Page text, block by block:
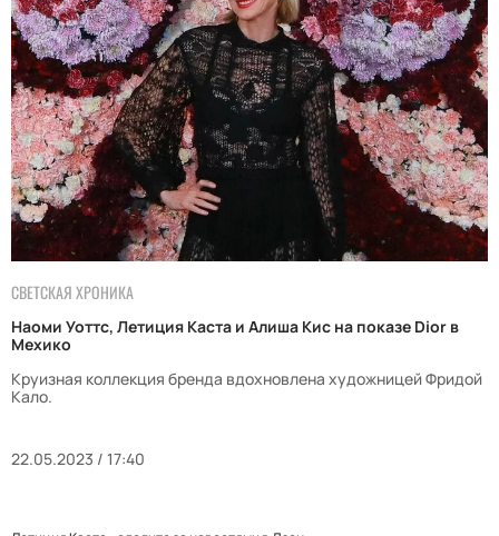
СВЕТСКАЯ ХРОНИКА
Наоми Уоттс, Летиция Каста и Алиша Кис на показе Dior в
Мехико
Круизная коллекция бренда вдохновлена художницей Фридой
Кало.
22.05.2023 / 17:40